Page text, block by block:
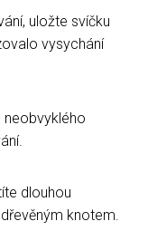
uložte svíčku
vysychání
neobvyklého
dlouhou
knotem.